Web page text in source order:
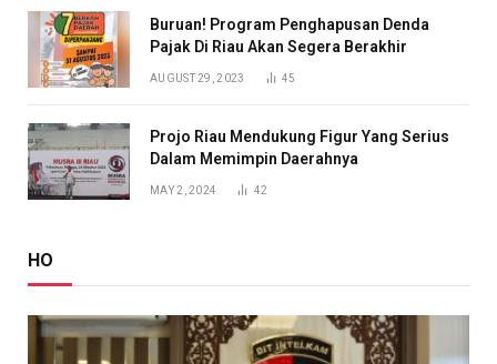
Buruan! Program Penghapusan Denda
Pajak Di Riau Akan Segera Berakhir
AUGUST 29, 2023 45
Projo Riau Mendukung Figur Yang Serius
Dalam Memimpin Daerahnya
MAY 2, 2024 42
HO